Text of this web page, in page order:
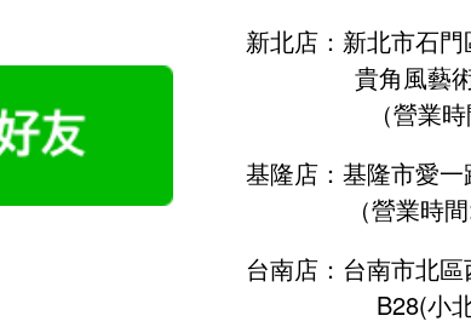
新北店：新北市石
貴角風藝術營
（營業時間11
基隆店：基隆市愛一
（營業時間
台南店：台南市北
B28(